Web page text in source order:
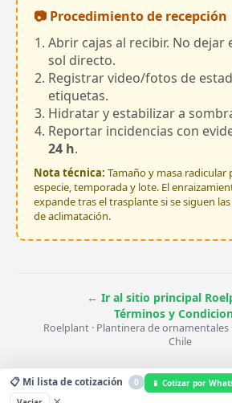
📷 Procedimiento de recepción
Abrir cajas al recibir. No dejar
sol directo.
Registrar video/fotos de
etiquetas.
Hidratar y estabilizar a
Reportar incidencias con
24 h.
Nota técnica: Tamaño y masa
especie, temporada y lote. El
expande tras el trasplante si se siguen
de aclimatación.
← Ir al sitio principal
Términos y
Roelplant · Plantinera de ornamentales
Chile
📋 Mi lista de cotización 0
📱 Cotizar por